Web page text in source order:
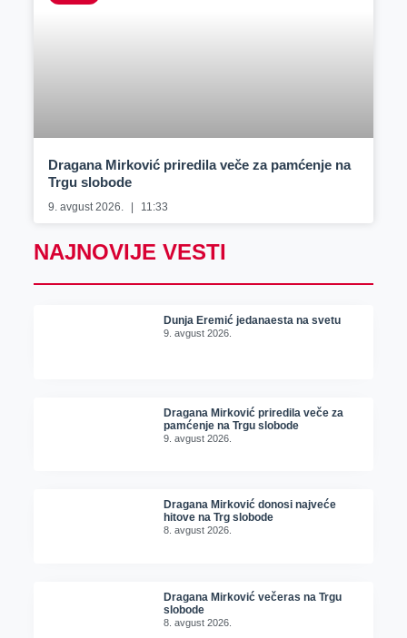
Dragana Mirković priredila veče za pamćenje na
Trgu slobode
9. avgust 2026. 11:33
NAJNOVIJE VESTI
Dunja Eremić jedanaesta na svetu
9. avgust 2026.
Dragana Mirković priredila veče za
pamćenje na Trgu slobode
9. avgust 2026.
Dragana Mirković donosi najveće
hitove na Trg slobode
8. avgust 2026.
Dragana Mirković večeras na Trgu
slobode
8. avgust 2026.